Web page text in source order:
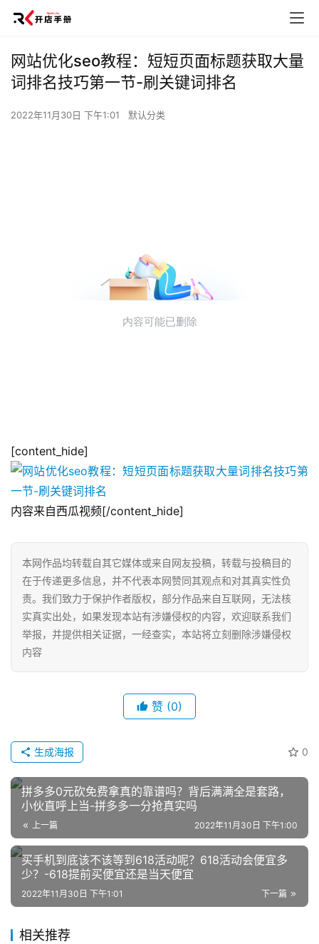
店
运
营
跨
境
电
登录
网站优化seo教程：短短页面标题获取大量
词排名技巧第一节-刷关键词排名
2022年11月30日 下午1:01 默认分类
[content_hide]
内容来自西瓜视频[/content_hide]
本网作品均转载自其它媒体或来自网友投稿，转载与投稿目的
在于传递更多信息，并不代表本网赞同其观点和对其真实性负
责。我们致力于保护作者版权，部分作品来自互联网，无法核
实真实出处，如果发现本站有涉嫌侵权的内容，欢迎联系我们
举报，并提供相关证据，一经查实，本站将立刻删除涉嫌侵权
内容
赞 (0)
0
生成海报
拼多多0元砍免费拿真的靠谱吗？背后满满全是套路，
小伙直呼上当-拼多多一分抢真实吗
上一篇 2022年11月30日 下午1:00
买手机到底该不该等到618活动呢？618活动会便宜多
少？-618提前买便宜还是当天便宜
下一篇
2022年11月30日 下午1:01
相关推荐